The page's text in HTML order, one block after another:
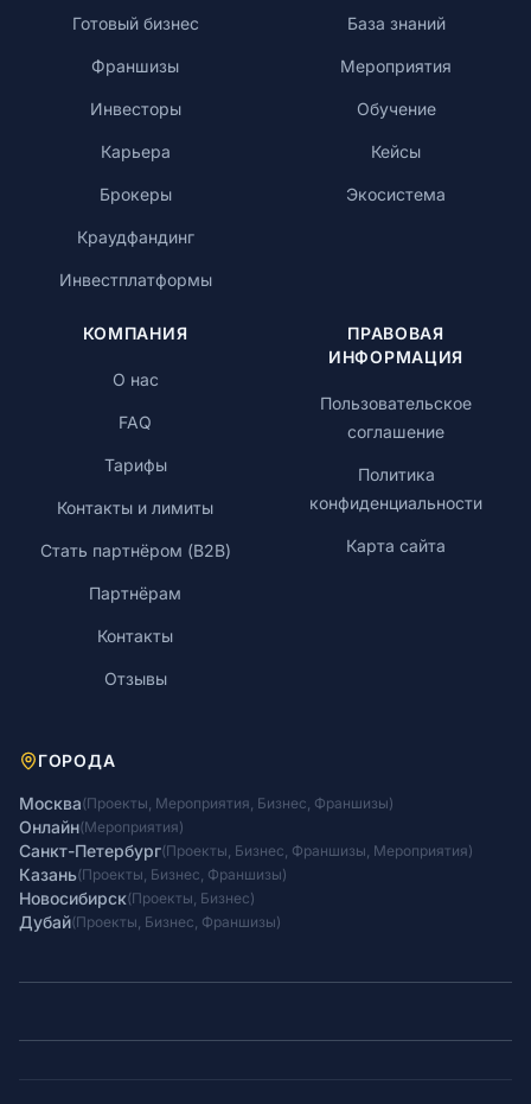
Готовый бизнес
Франшизы
Инвесторы
Карьера
Брокеры
Краудфандинг
Инвестплатформы
База знаний
Мероприятия
Обучение
Кейсы
Экосистема
КОМПАНИЯ
О нас
FAQ
Тарифы
Контакты и лимиты
Стать партнёром (B2B)
Партнёрам
Контакты
Отзывы
ПРАВОВАЯ
ИНФОРМАЦИЯ
Пользовательское
соглашение
Политика
конфиденциальности
Карта сайта
ГОРОДА
Москва(Проекты, Мероприятия, Бизнес, Франшизы)
Онлайн(Мероприятия)
Санкт-Петербург(Проекты, Бизнес, Франшизы, Мероприятия)
Казань(Проекты, Бизнес, Франшизы)
Новосибирск(Проекты, Бизнес)
Дубай(Проекты, Бизнес, Франшизы)